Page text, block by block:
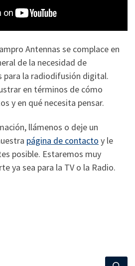
Antennas se complace en
de la necesidad de
para la radiodifusión digital.
en términos de cómo
y en qué necesita pensar.
llámenos o deje un
página de contacto y le
posible. Estaremos muy
ya sea para la TV o la Radio.